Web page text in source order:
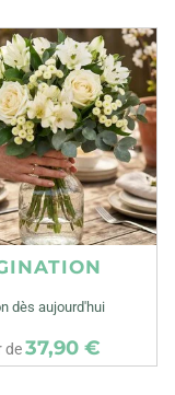
dès aujourd'hui
de37,90 €